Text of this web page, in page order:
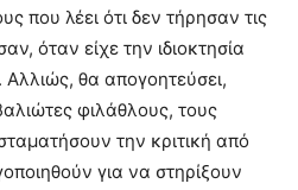
που λέει ότι δεν τήρησαν τις
όταν είχε την ιδιοκτησία
θα απογοητεύσει,
φιλάθλους, τους
την κριτική από
για να στηρίξουν